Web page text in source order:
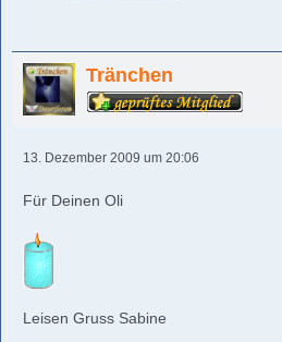
Tränchen
13. Dezember 2009 um 20:06
Für Deinen Oli
Leisen Gruss Sabine